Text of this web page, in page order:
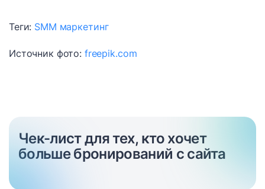
Теги: SMM маркетинг
Источник фото: freepik.com
Чек-лист для тех, кто хочет
больше бронирований с сайта